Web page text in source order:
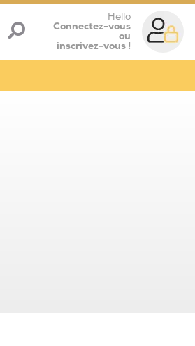
Hello
Connectez-vous
ou
inscrivez-vous !